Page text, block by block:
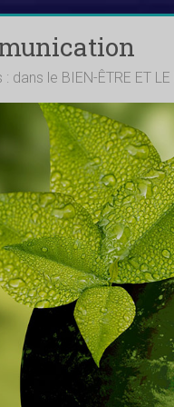
le BIEN-ÊTRE ET LE